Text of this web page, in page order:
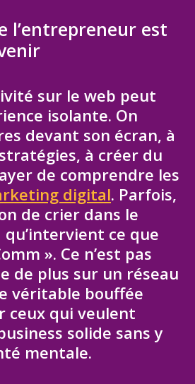
l’entrepreneur est
sur le web peut
isolante. On
devant son écran, à
à créer du
de comprendre les
digital. Parfois,
de crier dans le
qu’intervient ce que
». Ce n’est pas
de plus sur un réseau
véritable bouffée
ceux qui veulent
solide sans y
mentale.